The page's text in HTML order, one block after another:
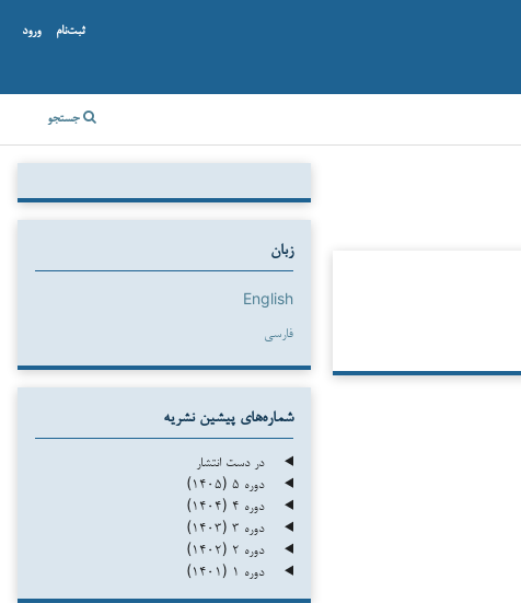
جستجو
ثبت‌نام ورود
زبان
English
فارسی
شماره‌های پیشین نشریه
در دست انتشار
دوره ۵ (۱۴۰۵)
دوره ۴ (۱۴۰۴)
دوره ۳ (۱۴۰۳)
دوره ۲ (۱۴۰۲)
دوره ۱ (۱۴۰۱)